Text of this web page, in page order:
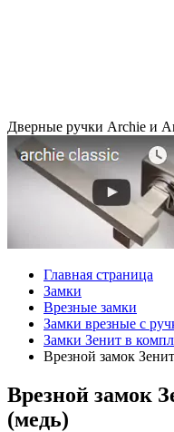
Дверные ручки Archie и
Главная страница
Замки
Врезные замки
Замки врезные с
Замки Зенит в
Врезной замок
Врезной замок
(медь)